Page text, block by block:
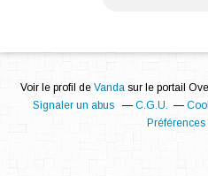
Voir le profil de Vandasur le portail
Signaler un abus
C.G.U.
Préférences